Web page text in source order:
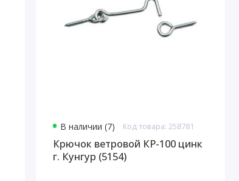
В наличии (7) Код товара: 258781
Крючок ветровой КР-100 цинк
г. Кунгур (5154)